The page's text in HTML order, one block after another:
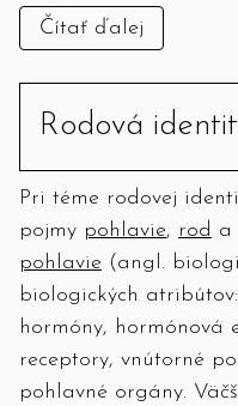
Čítať ďalej
Rodová
Pri téme rodovej
pojmy pohlavie, rod a
pohlavie (angl.
biologických
hormóny, hormónová
receptory, vnútorné
pohlavné orgány.